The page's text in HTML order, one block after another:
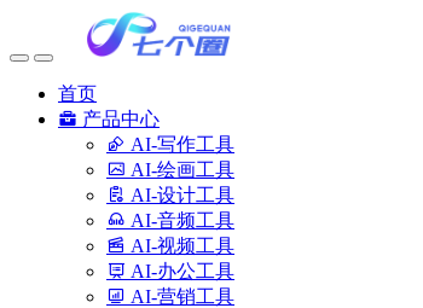
首页
产品中心
AI-写作工具
AI-绘画工具
AI-设计工具
AI-音频工具
AI-视频工具
AI-办公工具
AI-营销工具